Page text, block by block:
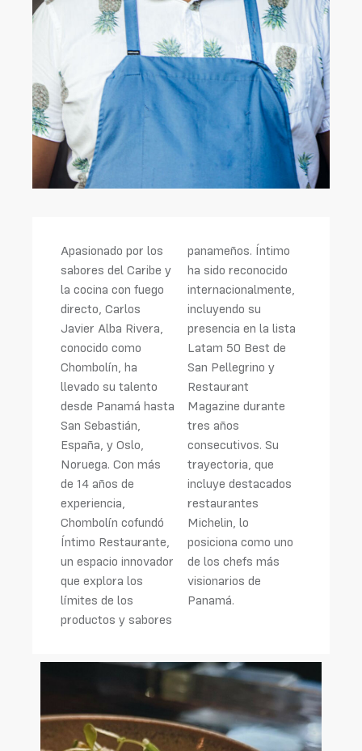
Apasionado por los
sabores del Caribe y
la cocina con fuego
directo, Carlos
Javier Alba Rivera,
conocido como
Chombolín, ha
llevado su talento
desde Panamá hasta
San Sebastián,
España, y Oslo,
Noruega. Con más
de 14 años de
experiencia,
Chombolín cofundó
Íntimo Restaurante,
un espacio innovador
que explora los
límites de los
productos y sabores
panameños. Íntimo
ha sido reconocido
internacionalmente,
incluyendo su
presencia en la lista
Latam 50 Best de
San Pellegrino y
Restaurant
Magazine durante
tres años
consecutivos. Su
trayectoria, que
incluye destacados
restaurantes
Michelin, lo
posiciona como uno
de los chefs más
visionarios de
Panamá.